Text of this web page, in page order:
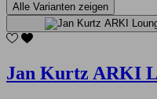
Alle Varianten zeigen
Jan Kurtz ARKI